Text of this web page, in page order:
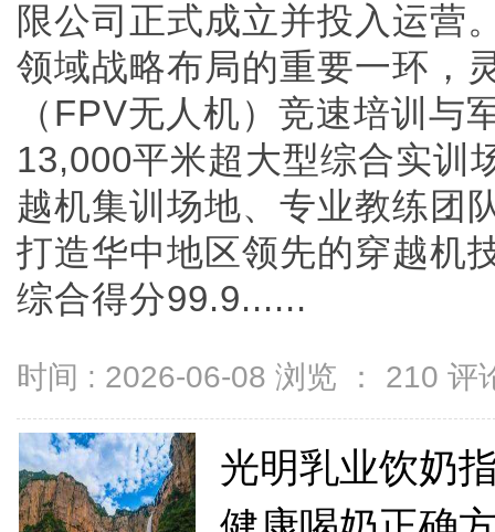
限公司正式成立并投入运营
领域战略布局的重要一环，
（FPV无人机）竞速培训与
13,000平米超大型综合实训
越机集训场地、专业教练团
打造华中地区领先的穿越机
综合得分99.9......
时间 : 2026-06-08 浏览 ： 210 评
光明乳业饮奶